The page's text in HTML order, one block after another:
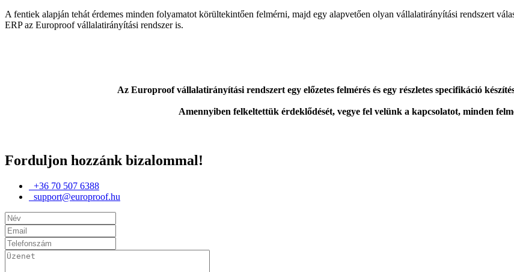
A fentiek alapján tehát érdemes minden folyamatot körültekintően felmérni, majd egy alapvetően olyan vállalatirányítási rendszert
ERP az Europroof vállalatirányítási rendszer is.
Az Europroof vállalatirányítási rendszert egy előzetes felmérés és egy részletes specifikáció
Amennyiben felkeltettük érdeklődését, vegye fel velünk a kapcsolatot, minden
Forduljon hozzánk bizalommal!
+36 70 507 6388
support@europroof.hu